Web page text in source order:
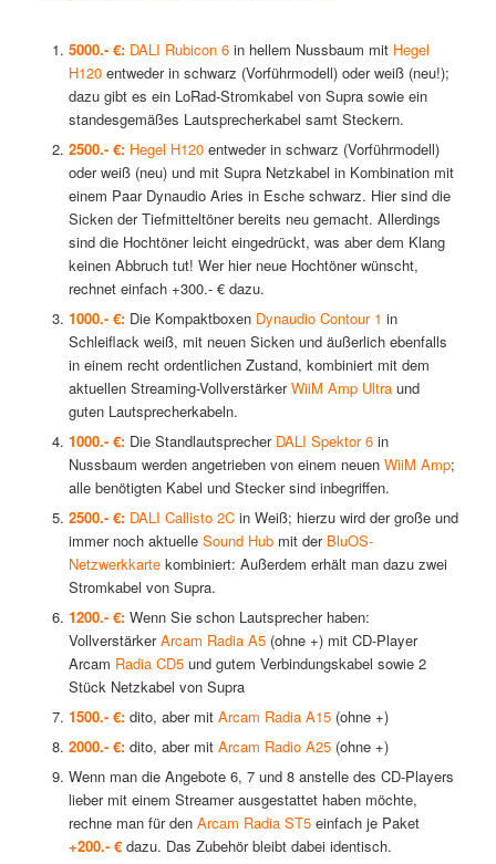
5000.- €: DALI Rubicon 6in hellem Nussbaum mit Hegel
H120entweder in schwarz (Vorführmodell) oder weiß (neu!);
dazu gibt es ein LoRad-Stromkabel von Supra sowie ein
standesgemäßes Lautsprecherkabel samt Steckern.
2500.- €: Hegel H120entweder in schwarz (Vorführmodell)
oder weiß (neu) und mit Supra Netzkabel in Kombination mit
einem Paar Dynaudio Aries in Esche schwarz. Hier sind die
Sicken der Tiefmitteltöner bereits neu gemacht. Allerdings
sind die Hochtöner leicht eingedrückt, was aber dem Klang
keinen Abbruch tut! Wer hier neue Hochtöner wünscht,
rechnet einfach +300.- € dazu.
1000.- €:Die Kompaktboxen Dynaudio Contour 1 in
Schleiflack weiß, mit neuen Sicken und äußerlich ebenfalls
in einem recht ordentlichen Zustand, kombiniert mit dem
aktuellen Streaming-VollverstärkerWiiM Amp Ultraund
guten Lautsprecherkabeln.
1000.- €:Die Standlautsprecher DALI Spektor 6in
Nussbaum werden angetrieben von einem neuen WiiM Amp;
alle benötigten Kabel und Stecker sind inbegriffen.
2500.- €: DALI Callisto 2Cin Weiß; hierzu wird der große und
immer noch aktuelle Sound Hubmit der BluOS-
Netzwerkkartekombiniert: Außerdem erhält man dazu zwei
Stromkabel von Supra.
1200.- €:Wenn Sie schon Lautsprecher haben:
VollverstärkerArcam Radia A5(ohne +) mit CD-Player
Arcam Radia CD5und gutem Verbindungskabel sowie 2
Stück Netzkabel von Supra
1500.- €:dito, aber mit Arcam Radia A15(ohne +)
2000.- €:dito, aber mit Arcam Radio A25(ohne +)
Wenn man die Angebote 6, 7 und 8 anstelle des CD-Players
lieber mit einem Streamer ausgestattet haben möchte,
rechne man für den Arcam Radia ST5einfach je Paket
+200.- €dazu. Das Zubehör bleibt dabei identisch.